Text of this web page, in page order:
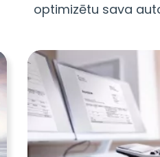
optimizētu sava